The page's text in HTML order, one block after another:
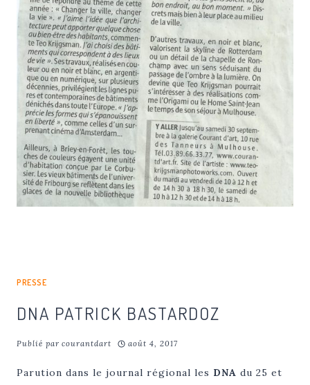
PRESSE
DNA PATRICK BASTARDOZ
Publié par courantdart août 4, 2017
Parution dans le journal régional les DNA du 25 et